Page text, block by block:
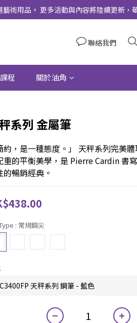
術用品。 更多活動與內容將陸續更新，
聯絡我們
程 關於油角
系列 金屬筆
約，是一種態度。」 天秤系列完美
重的平衡美學，是 Pierre Cardin 書
的暢銷經典。
: 常規鋼尖